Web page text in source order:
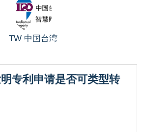
TW 中国台湾
专利申请是否可类型转